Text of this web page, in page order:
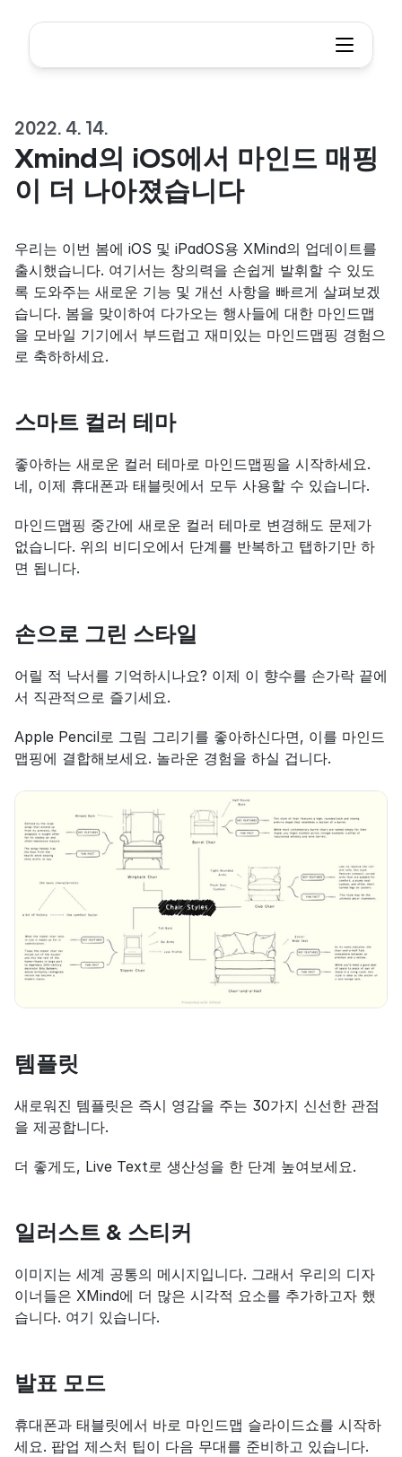
2022. 4. 14.
Xmind의 iOS에서 마인드 매핑
이 더 나아졌습니다
우리는 이번 봄에 iOS 및 iPadOS용 XMind의 업데이트를
출시했습니다. 여기서는 창의력을 손쉽게 발휘할 수 있도
록 도와주는 새로운 기능 및 개선 사항을 빠르게 살펴보겠
습니다. 봄을 맞이하여 다가오는 행사들에 대한 마인드맵
을 모바일 기기에서 부드럽고 재미있는 마인드맵핑 경험으
로 축하하세요.
스마트 컬러 테마
좋아하는 새로운 컬러 테마로 마인드맵핑을 시작하세요.
네, 이제 휴대폰과 태블릿에서 모두 사용할 수 있습니다.
마인드맵핑 중간에 새로운 컬러 테마로 변경해도 문제가
없습니다. 위의 비디오에서 단계를 반복하고 탭하기만 하
면 됩니다.
손으로 그린 스타일
어릴 적 낙서를 기억하시나요? 이제 이 향수를 손가락 끝에
서 직관적으로 즐기세요.
Apple Pencil로 그림 그리기를 좋아하신다면, 이를 마인드
맵핑에 결합해보세요. 놀라운 경험을 하실 겁니다.
템플릿
새로워진 템플릿은 즉시 영감을 주는 30가지 신선한 관점
을 제공합니다.
더 좋게도, Live Text로 생산성을 한 단계 높여보세요.
일러스트 & 스티커
이미지는 세계 공통의 메시지입니다. 그래서 우리의 디자
이너들은 XMind에 더 많은 시각적 요소를 추가하고자 했
습니다. 여기 있습니다.
발표 모드
휴대폰과 태블릿에서 바로 마인드맵 슬라이드쇼를 시작하
세요. 팝업 제스처 팁이 다음 무대를 준비하고 있습니다.